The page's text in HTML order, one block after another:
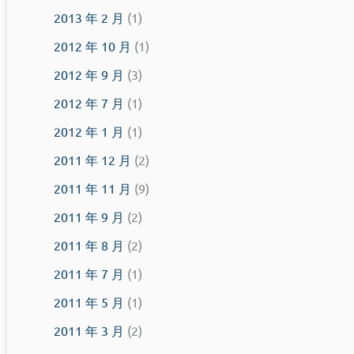
2013 年 2 月 (1)
2012 年 10 月 (1)
2012 年 9 月 (3)
2012 年 7 月 (1)
2012 年 1 月 (1)
2011 年 12 月 (2)
2011 年 11 月 (9)
2011 年 9 月 (2)
2011 年 8 月 (2)
2011 年 7 月 (1)
2011 年 5 月 (1)
2011 年 3 月 (2)